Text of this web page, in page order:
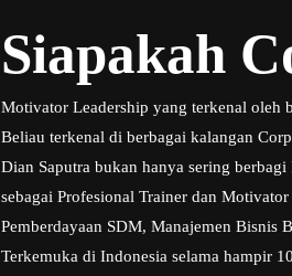
Siapakah
Motivator Leadership yang terkenal oleh
Beliau terkenal di berbagai kalangan
Dian Saputra bukan hanya sering
sebagai Profesional Trainer dan
Pemberdayaan SDM, Manajemen Bisnis
Terkemuka di Indonesia selama hampir